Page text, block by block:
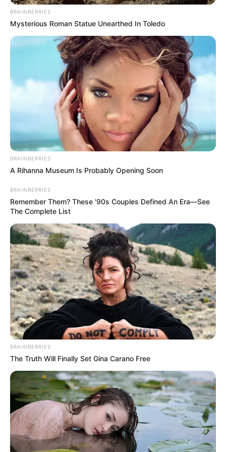
crimen.
COMPARTIR
ALERTA BOGOTÁ EN GOOGLE NEWS
TEMAS RELACIONADOS
OCCIDENTE ANTIOQUEÑO JEP
ALERTA PAISA
NOTICIAS ANTIOQUIA
NOTICIAS MEDELLÍN
MANTÉNGASE EN ALERTA
Tenemos todas las noticias que le
interesan. Para estar bien informado, por
ACTIVAR AHORA
TEMAS DESTACADOS
EMERGENCIAS POR LLUVIAS
METRO DE MEDELLÍN
ELECCIONES PRESIDENCIALES
MARINILLA - ANTIOQUIA
EPM
BRAINBERRIES
Mysterious Roman Statue Unearthed In Toledo
BRAINBERRIES
A Rihanna Museum Is Probably Opening Soon
BRAINBERRIES
Remember Them? These '90s Couples Defined An Era—See
The Complete List
BRAINBERRIES
The Truth Will Finally Set Gina Carano Free